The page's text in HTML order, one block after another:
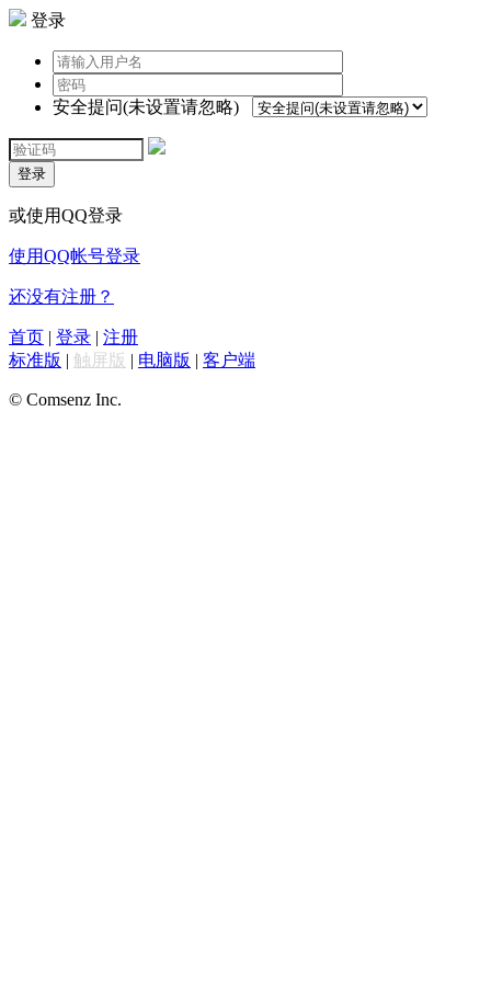
登录
安全提问(未设置请忽略)
登录
或使用QQ登录
使用QQ帐号登录
还没有注册？
首页 | 登录 | 注册
标准版 | 触屏版 | 电脑版 | 客户端
© Comsenz Inc.